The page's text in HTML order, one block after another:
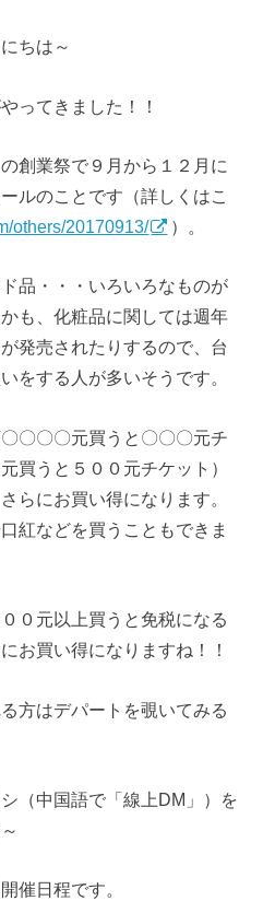
ちは～
ってきました！！
創業祭で９月から１２月に
ルのことです（詳しくはこ
others/20170913/ ）。
品・・・いろいろなものが
も、化粧品に関しては週年
発売されたりするので、台
をする人が多いそうです。
〇〇〇元買うと〇〇〇元チ
買うと５００元チケット）
らにお買い得になります。
紅などを買うこともできま
０元以上買うと免税になる
お買い得になりますね！！
方はデパートを覗いてみる
（中国語で「線上DM」）を
催日程です。